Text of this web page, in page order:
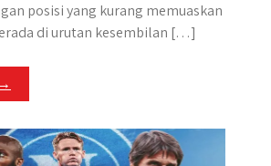
posisi yang kurang memuaskan
di urutan kesembilan […]